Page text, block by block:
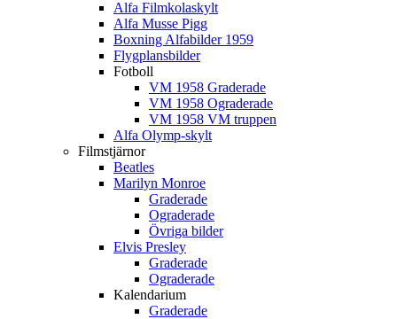
Alfa Filmkolaskylt
Alfa Musse Pigg
Boxning Alfabilder 1959
Flygplansbilder
Fotboll
VM 1958 Graderade
VM 1958 Ograderade
VM 1958 VM truppen
Alfa Olymp-skylt
Filmstjärnor
Beatles
Marilyn Monroe
Graderade
Ograderade
Övriga bilder
Elvis Presley
Graderade
Ograderade
Kalendarium
Graderade